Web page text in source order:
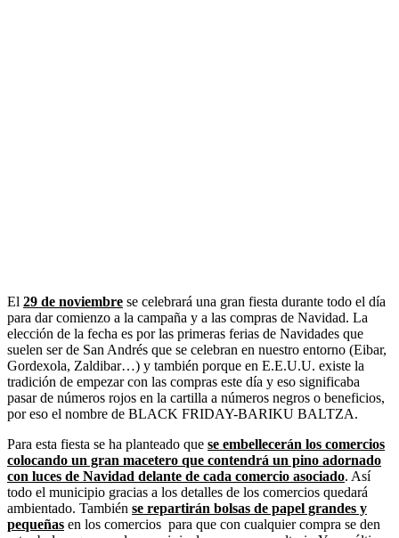
El 29 de noviembre se celebrará una gran fiesta durante todo el día
para dar comienzo a la campaña y a las compras de Navidad. La
elección de la fecha es por las primeras ferias de Navidades que
suelen ser de San Andrés que se celebran en nuestro entorno (Eibar,
Gordexola, Zaldibar…) y también porque en E.E.U.U. existe la
tradición de empezar con las compras este día y eso significaba
pasar de números rojos en la cartilla a números negros o beneficios,
por eso el nombre de BLACK FRIDAY-BARIKU BALTZA.
Para esta fiesta se ha planteado que se embellecerán los comercios
colocando un gran macetero que contendrá un pino adornado
con luces de Navidad delante de cada comercio asociado. Así
todo el municipio gracias a los detalles de los comercios quedará
ambientado. También se repartirán bolsas de papel grandes y
pequeñas en los comercios para que con cualquier compra se den